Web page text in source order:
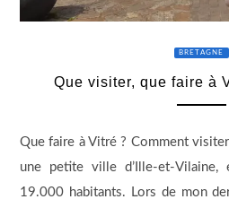
BRETAGNE
Que visiter, que faire à
Que faire à Vitré ? Comment
une petite ville d’Ille-et-Vilaine,
19.000 habitants. Lors de mon